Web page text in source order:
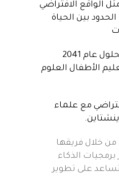
الواقع الافتراضي
بين الحياة
عن بعد تتلاشى، وبحلول عام 2041
الأطفال العلوم
مع علماء
خلال فريقها
الذكاء
على تطوير